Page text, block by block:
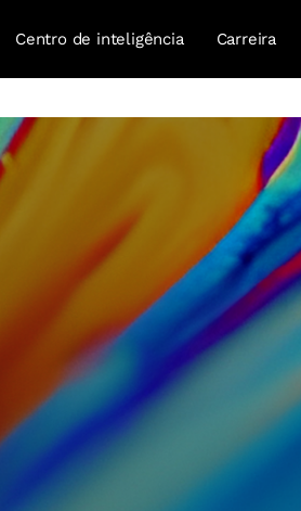
Centro de inteligência Carreira